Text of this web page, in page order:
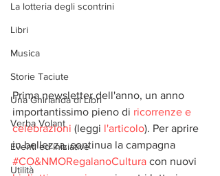
La lotteria degli scontrini
Libri
Musica
Storie Taciute
Una Ghirlanda di Libri
Verba Volant
Eventi ed iniziative
Utilità
Prima newsletter dell'anno, un anno
importantissimo pieno di ricorrenze e
celebrazioni (leggi l'articolo). Per aprire
in bellezza, continua la campagna
#CO&NMORegalanoCultura con nuovi